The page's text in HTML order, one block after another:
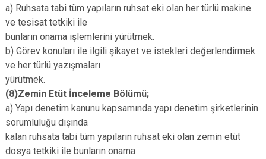
a) Ruhsata tabi tüm yapıların ruhsat eki olan her türlü makine
ve tesisat tetkiki ile
bunların onama işlemlerini yürütmek.
b) Görev konuları ile ilgili şikayet ve istekleri değerlendirmek
ve her türlü yazışmaları
yürütmek.
(8)Zemin Etüt İnceleme Bölümü;
a) Yapı denetim kanunu kapsamında yapı denetim şirketlerinin
sorumluluğu dışında
kalan ruhsata tabi tüm yapıların ruhsat eki olan zemin etüt
dosya tetkiki ile bunların onama